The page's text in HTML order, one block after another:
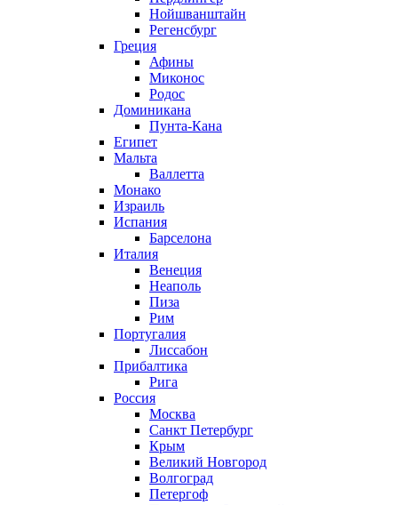
Нойшванштайн
Регенсбург
Греция
Афины
Миконос
Родос
Доминикана
Пунта-Кана
Египет
Мальта
Валлетта
Монако
Израиль
Испания
Барселона
Италия
Венеция
Неаполь
Пиза
Рим
Португалия
Лиссабон
Прибалтика
Рига
Россия
Москва
Санкт Петербург
Крым
Великий Новгород
Волгоград
Петергоф